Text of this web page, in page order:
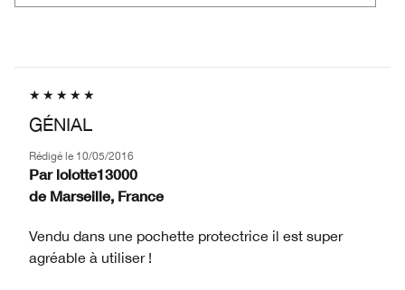
GÉNIAL
Rédigé le 10/05/2016
Par lolotte13000
de Marseille, France
Vendu dans une pochette protectrice il est super
agréable à utiliser !